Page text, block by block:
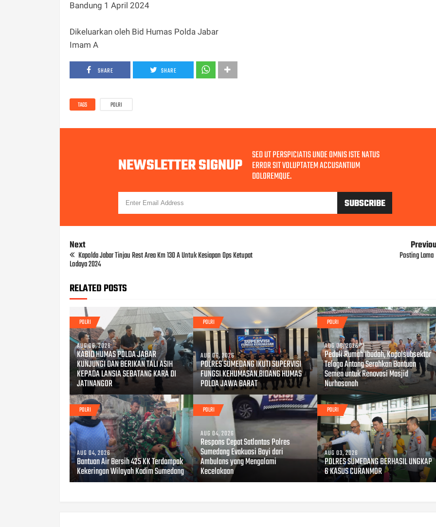
Bandung 1 April 2024
Dikeluarkan oleh Bid Humas Polda Jabar
Imam A
SHARE SHARE
TAGS POLRI
NEWSLETTER SIGNUP SED UT PERSPICIATIS UNDE OMNIS ISTE NATUS
ERROR SIT VOLUPTATEM ACCUSANTIUM
DOLOREMQUE.
Next
Kapolda Jabar Tinjau Rest Area Km 130 A Untuk Kesiapan Ops Ketupat
Lodaya 2024
Posting Lama
RELATED POSTS
POLRI
AUG 06, 2026
KABID HUMAS POLDA JABAR
KUNJUNGI DAN BERIKAN TALI ASIH
KEPADA LANSIA SEBATANG KARA DI
JATINANGOR
POLRI
AUG 06, 2026
POLRES SUMEDANG IKUTI SUPERVISI
FUNGSI KEHUMASAN BIDANG HUMAS
POLDA JAWA BARAT
POLRI
AUG 06, 2026
Peduli Rumah Ibadah, Kapolsubsektor
Telaga Antang Serahkan Bantuan
Semen untuk Renovasi Masjid
Nurhasanah
POLRI
AUG 04, 2026
Bantuan Air Bersih 425 KK Terdampak
Kekeringan Wilayah Kodim Sumedang
POLRI
AUG 04, 2026
Respons Cepat Satlantas Polres
Sumedang Evakuasi Bayi dari
Ambulans yang Mengalami
Kecelakaan
POLRI
AUG 03, 2026
POLRES SUMEDANG BERHASIL UNGKAP
6 KASUS CURANMOR